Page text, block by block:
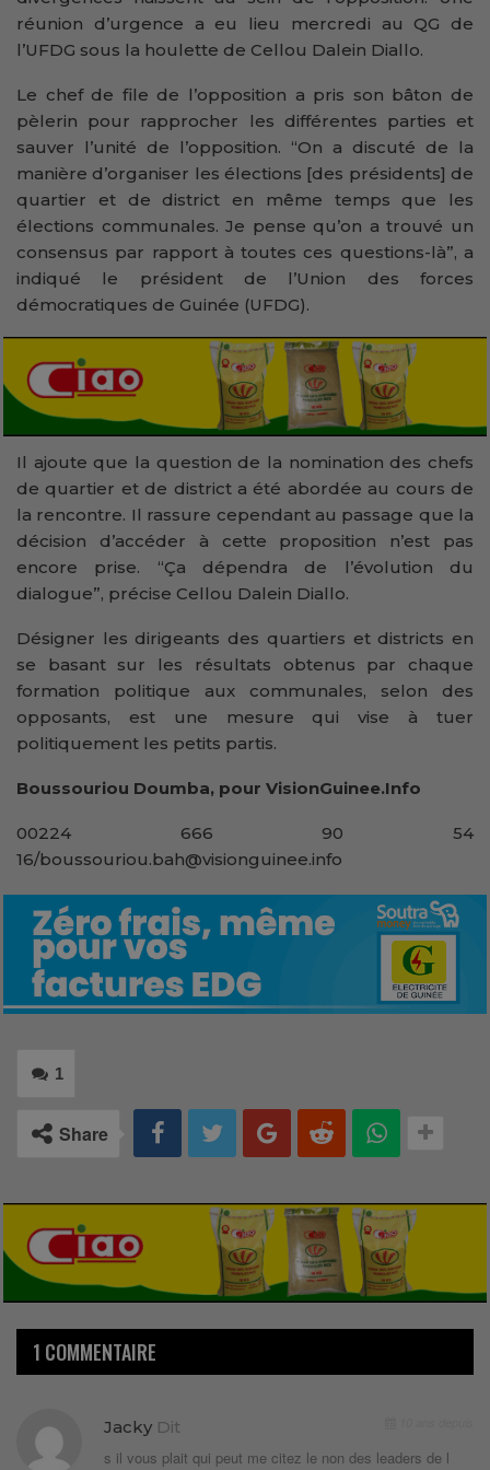
réunion d’urgence a eu lieu mercredi au QG de
l’UFDG sous la houlette de Cellou Dalein Diallo.
Le chef de file de l’opposition a pris son bâton de
pèlerin pour rapprocher les différentes parties et
sauver l’unité de l’opposition. “On a discuté de la
manière d’organiser les élections [des présidents] de
quartier et de district en même temps que les
élections communales. Je pense qu’on a trouvé un
consensus par rapport à toutes ces questions-là”, a
indiqué le président de l’Union des forces
démocratiques de Guinée (UFDG).
Il ajoute que la question de la nomination des chefs
de quartier et de district a été abordée au cours de
la rencontre. Il rassure cependant au passage que la
décision d’accéder à cette proposition n’est pas
encore prise. “Ça dépendra de l’évolution du
dialogue”, précise Cellou Dalein Diallo.
Désigner les dirigeants des quartiers et districts en
se basant sur les résultats obtenus par chaque
formation politique aux communales, selon des
opposants, est une mesure qui vise à tuer
politiquement les petits partis.
Boussouriou Doumba, pour VisionGuinee.Info
00224 666 90 54
16/boussouriou.bah@visionguinee.info
1
Share
1 COMMENTAIRE
Jacky Dit
s il vous plait qui peut me citez le non des leaders de l